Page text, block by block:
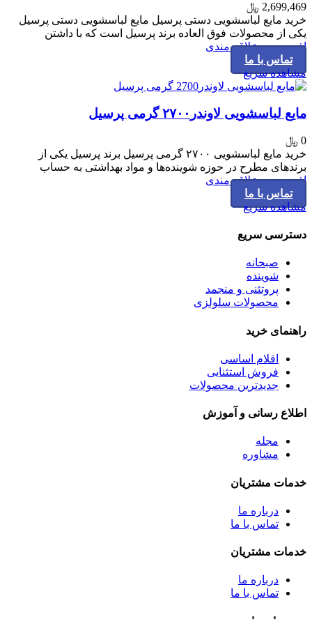
2,699,469 ﷼
خرید مایع لباسشویی دستی پرسیل مایع لباسشویی دستی پرسیل
یکی از محصولات فوق العاده برند پرسیل است که با داشتن
افزودن به علاقه مندی
تماس با ما
مشاهده سریع
مایع لباسشویی لاوندر۲۷۰۰ گرمی پرسیل
0 ﷼
خرید مایع لباسشویی ۲۷۰۰ گرمی پرسیل برند پرسیل یکی از
برندهای مطرح در حوزه شوینده‌ها و مواد بهداشتی به حساب
افزودن به علاقه مندی
تماس با ما
مشاهده سریع
دسترسی سریع
صبحانه
شوینده
پروتئنی و منجمد
محصولات سلولزی
راهنمای خرید
اقلام اساسی
فروش استثنایی
جدیدترین محصولات
اطلاع رسانی و آموزش
مجله
مشاوره
خدمات مشتریان
درباره ما
تماس با ما
خدمات مشتریان
درباره ما
تماس با ما